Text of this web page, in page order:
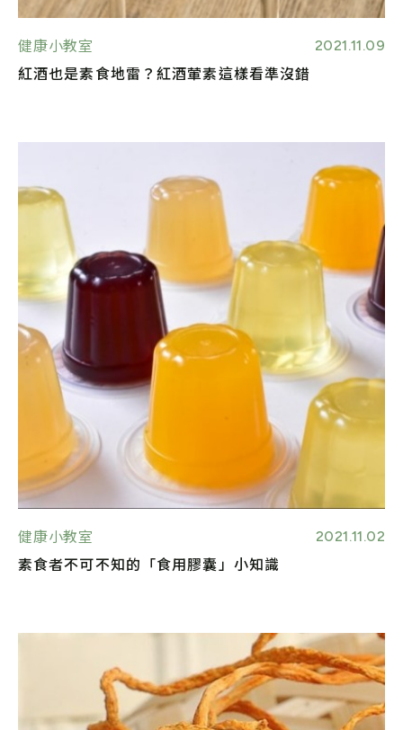
健康小教室
2021.11.09
紅酒也是素食地雷？紅酒葷素這樣看準沒錯
健康小教室
2021.11.02
素食者不可不知的「食用膠囊」小知識